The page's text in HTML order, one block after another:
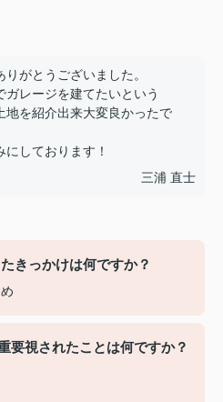
がとうございました。
ガレージを建てたいという
地を紹介出来大変良かったで
しております！
三浦 直士
きっかけは何ですか？
要視されたことは何ですか？